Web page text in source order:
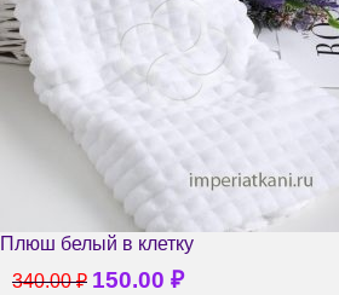
Плюш белый в клетку
340.00₽ 150.00 ₽